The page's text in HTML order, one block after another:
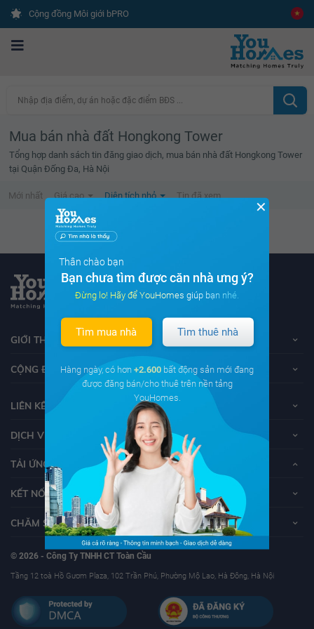
Cộng đồng Môi giới bPRO
Nhập địa điểm, dự án hoặc đặc điểm BĐS ...
Mua bán nhà đất Hongkong Tower
Tổng hợp danh sách tin đăng giao dịch, mua bán nhà đất Hongkong Tower
tại Quận Đống Đa, Hà Nội
Mới nhất Giá cao Diện tích nhỏ Tin đã xem
Không tìm thấy tin bất động sản nào
GIỚI THIỆU VỀ YOUHOMES
CỘNG ĐỒNG YOUHOMERS
LIÊN KẾT
DỊCH VỤ KHÁCH HÀNG
TẢI ỨNG DỤNG YOUHOMES
KẾT NỐI VỚI YOUHOMES
CHĂM SÓC KHÁCH HÀNG
© 2026 - Công Ty TNHH CT Toàn Cầu
Tầng 12 toà Hồ Gươm Plaza, 102 Trần Phú, Phường Mộ Lao, Hà Đông, Hà Nội
✕
Thân chào bạn
Bạn chưa tìm được căn nhà ưng ý?
Đừng lo! Hãy để YouHomes giúp bạn nhé.
Tìm mua nhà Tìm thuê nhà
Hàng ngày, có hơn +2.600 bất động sản mới đang
được đăng bán/cho thuê trên nền tảng
YouHomes.